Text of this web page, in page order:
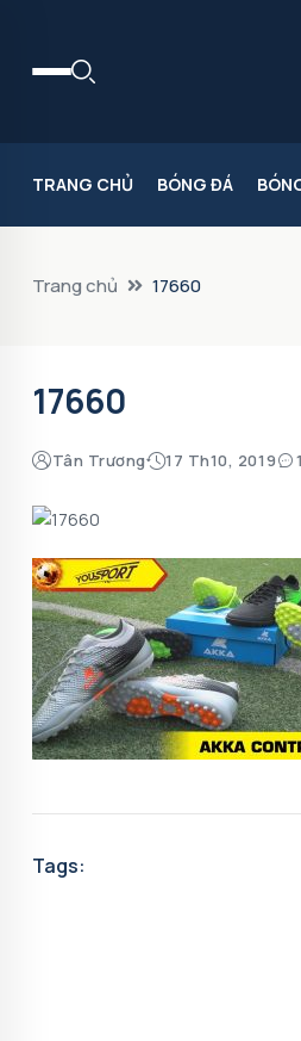
TRANG CHỦ BÓNG ĐÁ
Trang chủ 17660
17660
Tân Trương 17 Th10, 2019
Tags: